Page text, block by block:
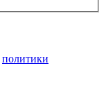
политики